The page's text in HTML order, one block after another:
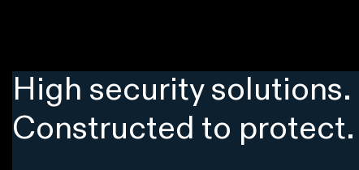
High security solutions.
Constructed to protect.